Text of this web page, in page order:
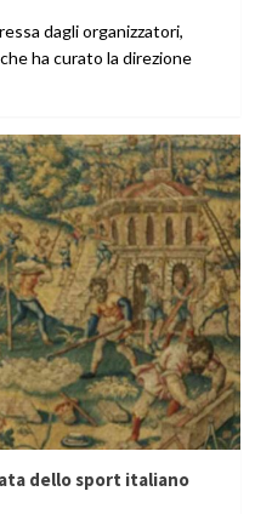
dagli organizzatori,
ha curato la direzione
dello sport italiano